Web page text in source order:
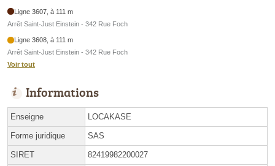
Ligne 3607, à 111 m
Arrêt Saint-Just Einstein - 342 Rue Foch
Ligne 3608, à 111 m
Arrêt Saint-Just Einstein - 342 Rue Foch
Voir tout
Informations
Enseigne LOCAKASE
Forme juridique SAS
SIRET 82419982200027